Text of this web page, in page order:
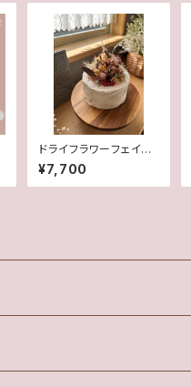
ドライフラワーフェイク
ケーキ
¥7,700